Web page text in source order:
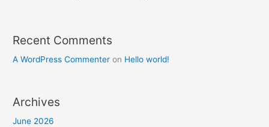
Recent Comments
A WordPress Commenter on Hello world!
Archives
June 2026